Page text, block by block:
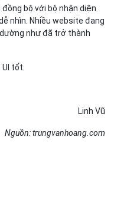
bộ với bộ nhận diện
nhìn. Nhiều website đang
như đã trở thành
UI tốt.
Linh Vũ
Nguồn: trungvanhoang.com